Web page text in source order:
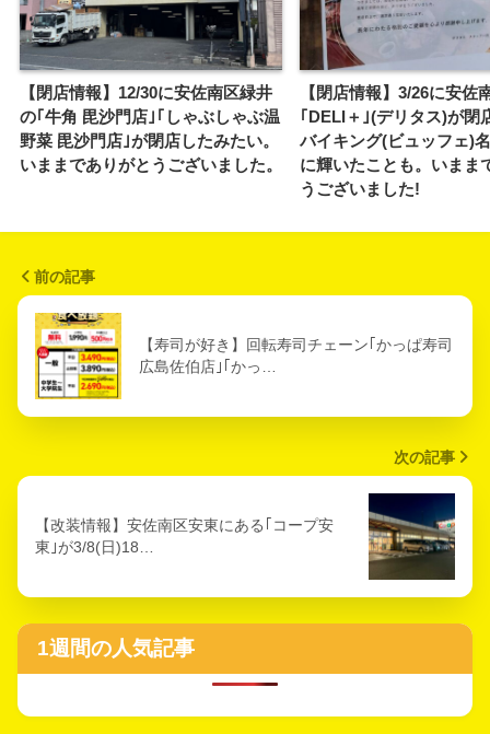
【閉店情報】12/30に安佐南区緑井
の｢牛角 毘沙門店｣｢しゃぶしゃぶ温
野菜 毘沙門店｣が閉店したみたい。
いままでありがとうございました。
【閉店情報】3/26に安佐
｢DELI＋｣(デリタス)が閉
バイキング(ビュッフェ)
に輝いたことも。いまま
うございました!
前の記事
【寿司が好き】回転寿司チェーン｢かっぱ寿司
広島佐伯店｣｢かっ…
次の記事
【改装情報】安佐南区安東にある｢コープ安
東｣が3/8(日)18…
1週間の人気記事